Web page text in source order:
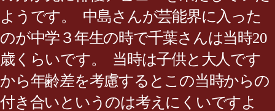
ようです。 中島さんが芸能界に入った
のが中学３年生の時で千葉さんは当時20
歳くらいです。 当時は子供と大人です
から年齢差を考慮するとこの当時からの
付き合いというのは考えにくいですよ